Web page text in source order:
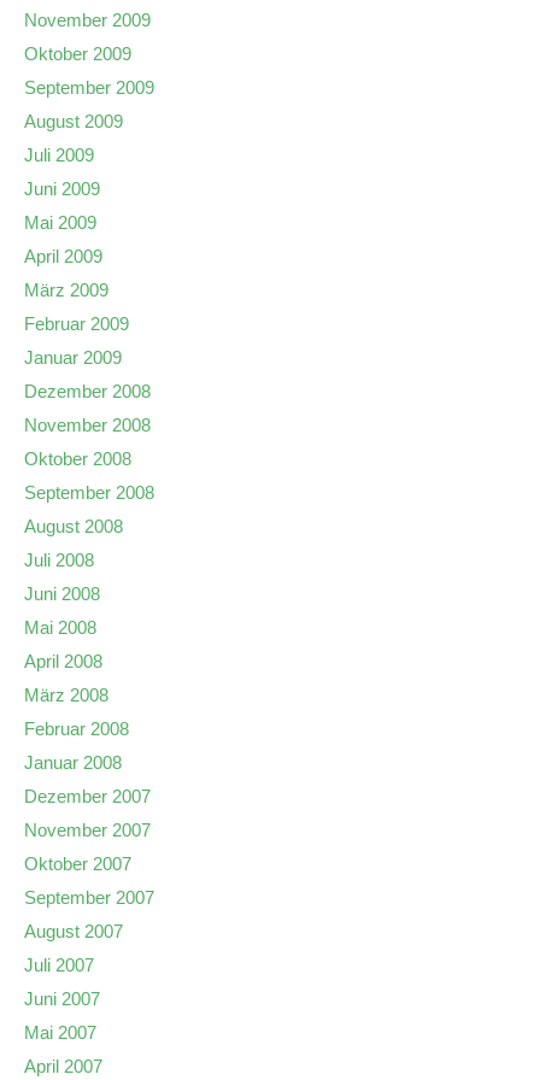
November 2009
Oktober 2009
September 2009
August 2009
Juli 2009
Juni 2009
Mai 2009
April 2009
März 2009
Februar 2009
Januar 2009
Dezember 2008
November 2008
Oktober 2008
September 2008
August 2008
Juli 2008
Juni 2008
Mai 2008
April 2008
März 2008
Februar 2008
Januar 2008
Dezember 2007
November 2007
Oktober 2007
September 2007
August 2007
Juli 2007
Juni 2007
Mai 2007
April 2007